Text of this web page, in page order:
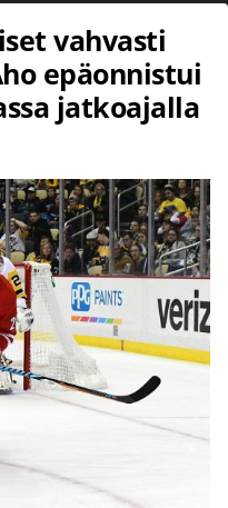
vahvasti
epäonnistui
jatkoajalla